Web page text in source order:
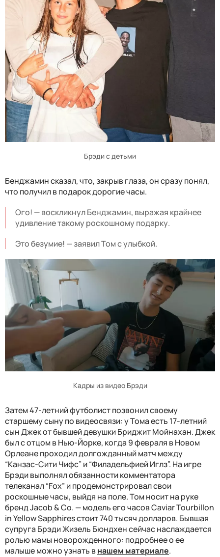
Брэди с детьми
Бенджамин сказал, что, закрыв глаза, он сразу понял,
что получил в подарок дорогие часы.
Ого! — воскликнул Бенджамин, выражая крайнее
удивление такому роскошному подарку.
Это безумие! — заявил Том с улыбкой.
Кадры из видео Брэди
Затем 47-летний футболист позвонил своему
старшему сыну по видеосвязи: у Тома есть 17-летний
сын Джек от бывшей девушки Бриджит Мойнахан. Джек
был с отцом в Нью-Йорке, когда 9 февраля в Новом
Орлеане проходил долгожданный матч между
“Канзас-Сити Чифс” и “Филадельфией Иглз”. На игре
Брэди выполнял обязанности комментатора
телеканал “Fox” и продемонстрировал свои
роскошные часы, выйдя на поле. Том носит на руке
бренд Jacob & Co. — модель его часов Caviar Tourbillon
in Yellow Sapphires стоит 740 тысяч долларов. Бывшая
супруга Брэди Жизель Бюндхен сейчас наслаждается
ролью мамы новорожденного: подробнее о ее
малыше можно узнать внашем материале.